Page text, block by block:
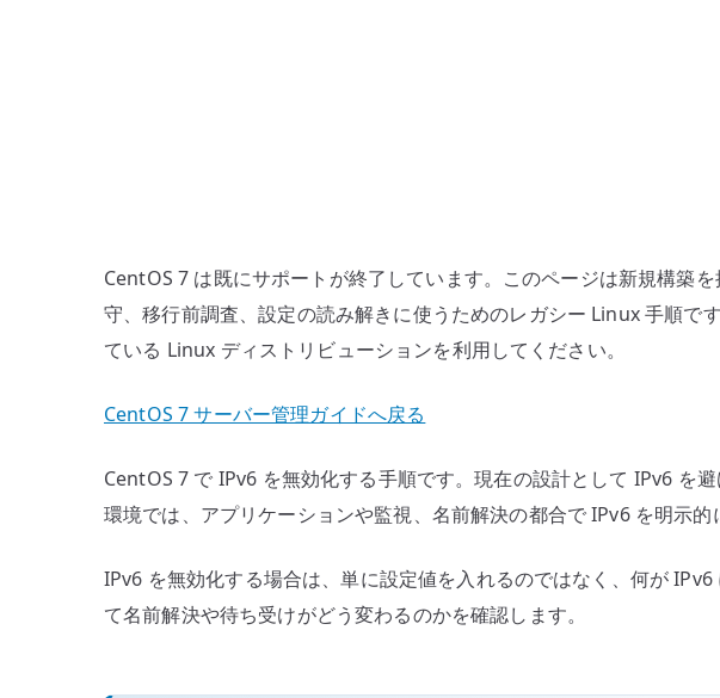
す
る
合
確
認
へ
の
CentOS 7 は既にサポートが終了しています。このページは新規構築
守、移行前調査、設定の読み解きに使うためのレガシー Linux 手順で
ている Linux ディストリビューションを利用してください。
CentOS 7 サーバー管理ガイドへ戻る
CentOS 7 で IPv6 を無効化する手順です。現在の設計として IPv6 を
環境では、アプリケーションや監視、名前解決の都合で IPv6 を明示的
IPv6 を無効化する場合は、単に設定値を入れるのではなく、何が
て名前解決や待ち受けがどう変わるのかを確認します。